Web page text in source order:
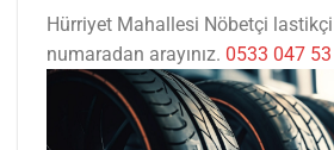
Hürriyet Mahallesi Nöbetçi
numaradan arayınız. 0533 047